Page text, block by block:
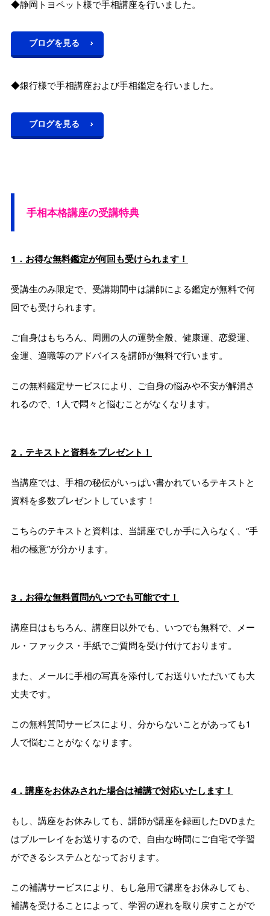
◆静岡トヨペット様で手相講座を行いました。
ブログを見る
◆銀行様で手相講座および手相鑑定を行いました。
ブログを見る
手相本格講座の受講特典
1．お得な無料鑑定が何回も受けられます！
受講生のみ限定で、受講期間中は講師による鑑定が無料で何
回でも受けられます。
ご自身はもちろん、周囲の人の運勢全般、健康運、恋愛運、
金運、適職等のアドバイスを講師が無料で行います。
この無料鑑定サービスにより、ご自身の悩みや不安が解消さ
れるので、1人で悶々と悩むことがなくなります。
2．テキストと資料をプレゼント！
当講座では、手相の秘伝がいっぱい書かれているテキストと
資料を多数プレゼントしています！
こちらのテキストと資料は、当講座でしか手に入らなく、“手
相の極意”が分かります。
3．お得な無料質問がいつでも可能です！
講座日はもちろん、講座日以外でも、いつでも無料で、メー
ル・ファックス・手紙でご質問を受け付けております。
また、メールに手相の写真を添付してお送りいただいても大
丈夫です。
この無料質問サービスにより、分からないことがあっても1
人で悩むことがなくなります。
4．講座をお休みされた場合は補講で対応いたします！
もし、講座をお休みしても、講師が講座を録画したDVDまた
はブルーレイをお送りするので、自由な時間にご自宅で学習
ができるシステムとなっております。
この補講サービスにより、もし急用で講座をお休みしても、
補講を受けることによって、学習の遅れを取り戻すことがで